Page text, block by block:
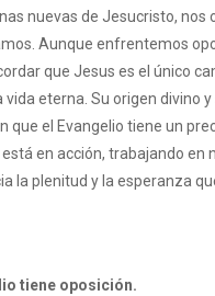
nuevas de Jesucristo, nos
Aunque enfrentemos
que Jesus es el único
vida eterna. Su origen divino
que el Evangelio tiene un
en acción, trabajando en
la plenitud y la esperanza
tiene oposición.